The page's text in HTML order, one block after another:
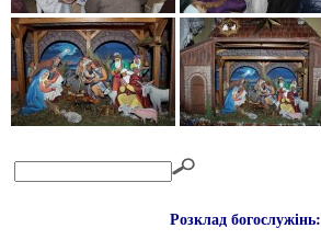
Розклад богослужінь: